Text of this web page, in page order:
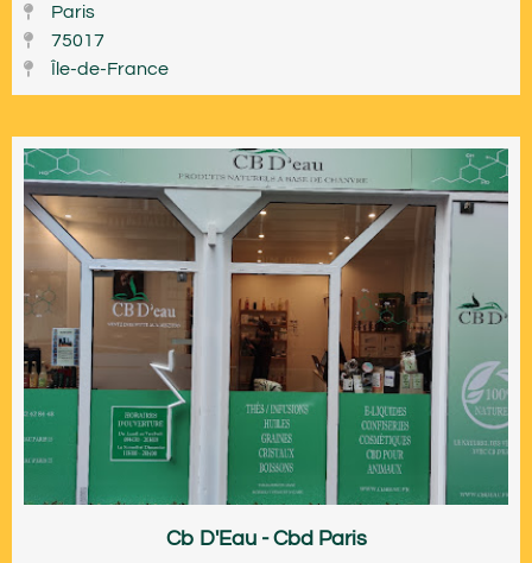
Paris
75017
Île-de-France
Cb D'Eau - Cbd Paris